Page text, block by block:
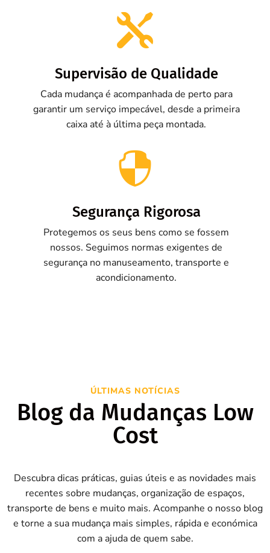

Supervisão de Qualidade
Cada mudança é acompanhada de perto para
garantir um serviço impecável, desde a primeira
caixa até à última peça montada.

Segurança Rigorosa
Protegemos os seus bens como se fossem
nossos. Seguimos normas exigentes de
segurança no manuseamento, transporte e
acondicionamento.
ÚLTIMAS NOTÍCIAS
Blog da Mudanças Low
Cost
Descubra dicas práticas, guias úteis e as novidades mais
recentes sobre mudanças, organização de espaços,
transporte de bens e muito mais. Acompanhe o nosso blog
e torne a sua mudança mais simples, rápida e económica
com a ajuda de quem sabe.